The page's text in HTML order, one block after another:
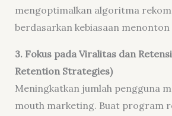
mengoptimalkan algoritma
berdasarkan kebiasaan menonton
3. Fokus pada Viralitas dan
Retention Strategies)
Meningkatkan jumlah pengguna
mouth marketing. Buat program